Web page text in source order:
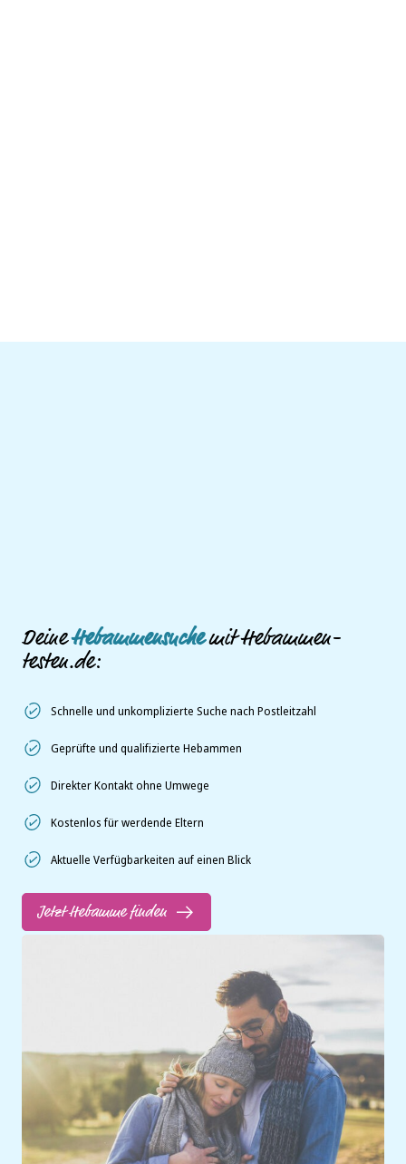
DeineHebammensuchemit Hebammen-
testen.de:
Schnelle und unkomplizierte Suche nach Postleitzahl
Geprüfte und qualifizierte Hebammen
Direkter Kontakt ohne Umwege
Kostenlos für werdende Eltern
Aktuelle Verfügbarkeiten auf einen Blick
Jetzt Hebamme finden